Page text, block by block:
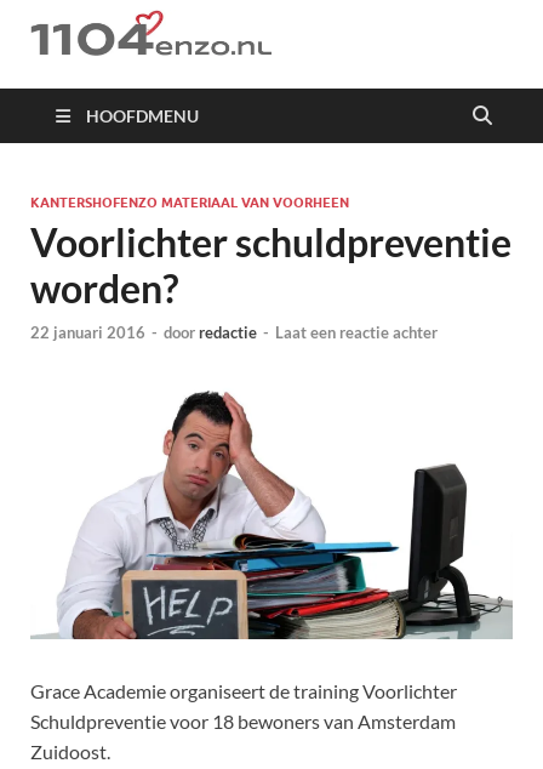
1104 en zo
HOOFDMENU
KANTERSHOFENZO MATERIAAL VAN VOORHEEN
Voorlichter schuldpreventie
worden?
22 januari 2016 - doorredactie - Laat een reactie achter
Grace Academie organiseert de training Voorlichter
Schuldpreventie voor 18 bewoners van Amsterdam
Zuidoost.